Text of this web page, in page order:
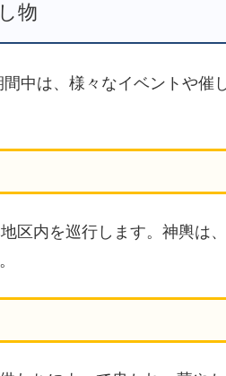
物
中は、様々なイベントや催
区内を巡行します。神輿は